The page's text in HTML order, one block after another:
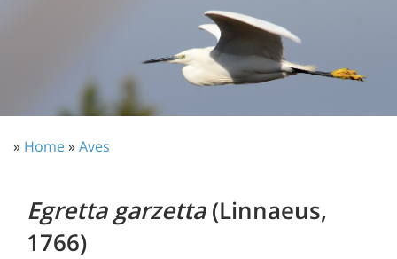
» Home»Aves
Egretta garzetta(Linnaeus,
1766)